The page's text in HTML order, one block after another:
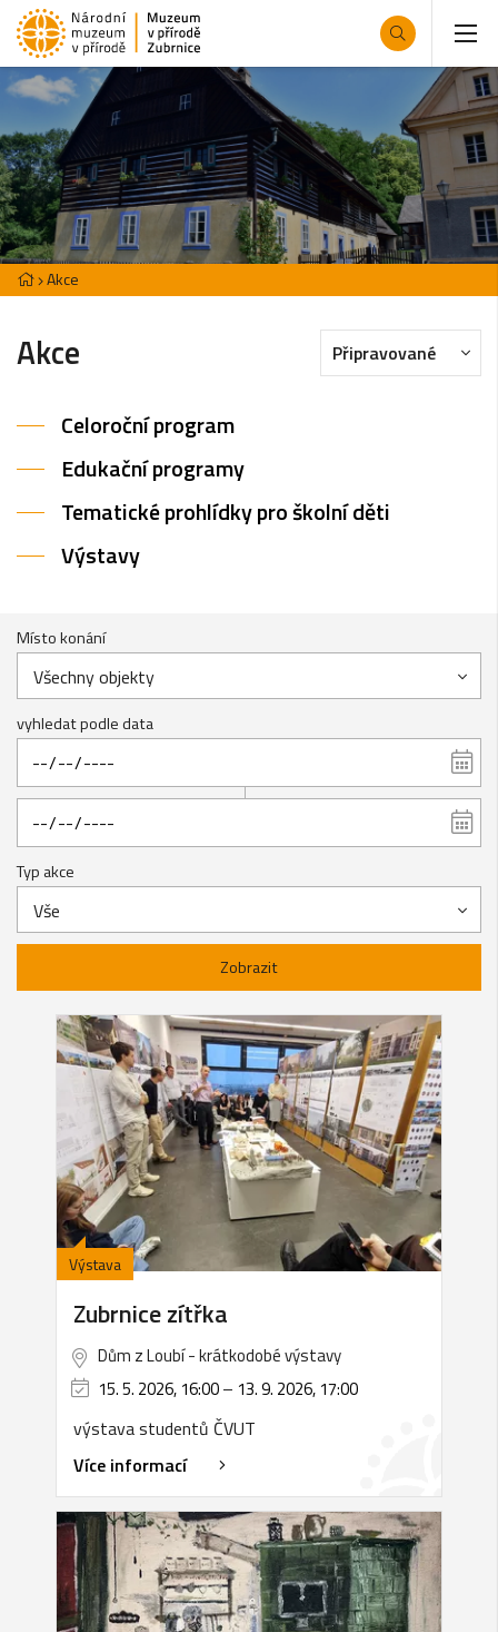
Akce
Akce Připravované
Celoroční program
Edukační programy
Tematické prohlídky pro školní děti
Výstavy
Místo konání
Všechny objekty
vyhledat podle data
Typ akce
Vše
Zobrazit
Výstava
Zubrnice zítřka
Dům z Loubí - krátkodobé výstavy
15. 5. 2026, 16:00– 13. 9. 2026, 17:00
výstava studentů ČVUT
Více informací